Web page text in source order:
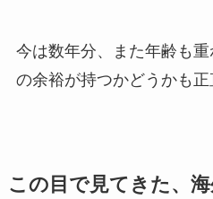
今は数年分、また年齢も
の余裕が持つかどうかも正
この目で見てきた、